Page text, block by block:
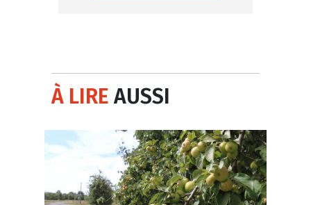
À LIREAUSSI